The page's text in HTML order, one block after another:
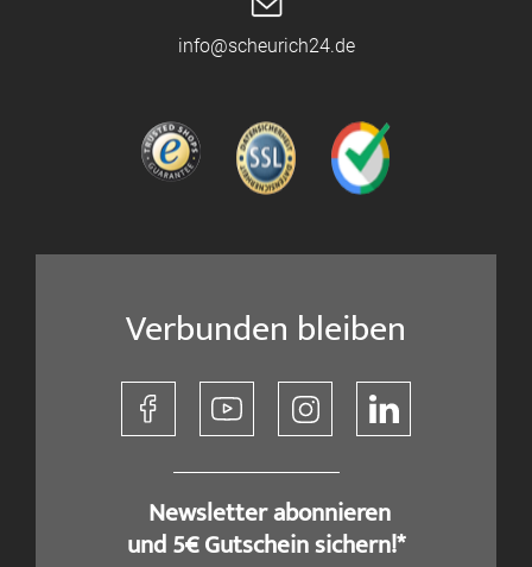
info@scheurich24.de
Verbunden bleiben
​ Newsletter abonnieren
und 5€ Gutschein sichern!*